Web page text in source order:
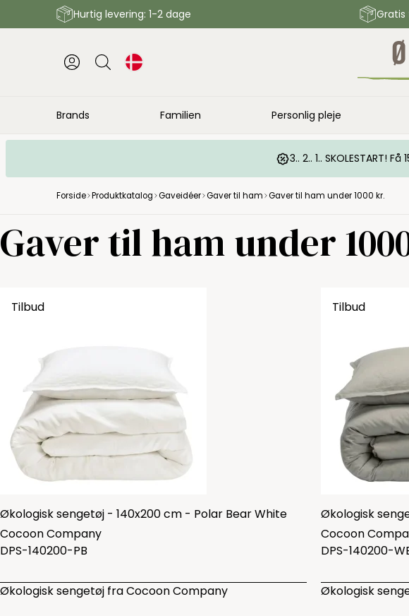
Hurtig levering: 1-2 dage Gratis
Brands Familien Personlig pleje
3.. 2.. 1.. SKOLESTART!
Forside Produktkatalog Gaveidéer Gaver til ham Gaver til ham under 1000 kr.
Gaver til ham under
Tilbud
Økologisk sengetøj - 140x200 cm - Polar Bear White
Cocoon Company
DPS-140200-PB
Økologisk sengetøj fra Cocoon Company
Tilbud
Økologisk
Cocoon
DPS-140200-
Økologisk